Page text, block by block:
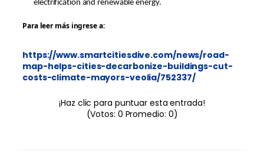
electrification and renewable energy.
Para leer más ingrese a:
https://www.smartcitiesdive.com/news/road-
map-helps-cities-decarbonize-buildings-cut-
costs-climate-mayors-veolia/752337/
¡Haz clic para puntuar esta entrada!
(Votos: 0 Promedio: 0)